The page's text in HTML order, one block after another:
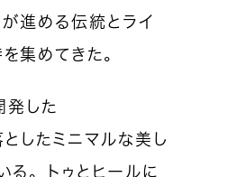
進める伝統とライ
集めてきた。
した
したミニマルな美し
る。トゥとヒールに